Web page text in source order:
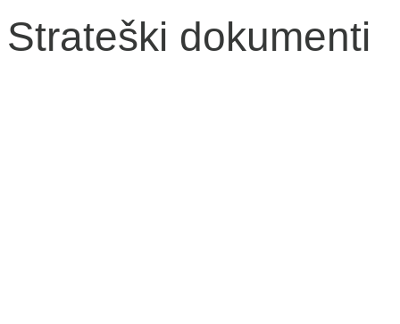
Strateški dokumenti